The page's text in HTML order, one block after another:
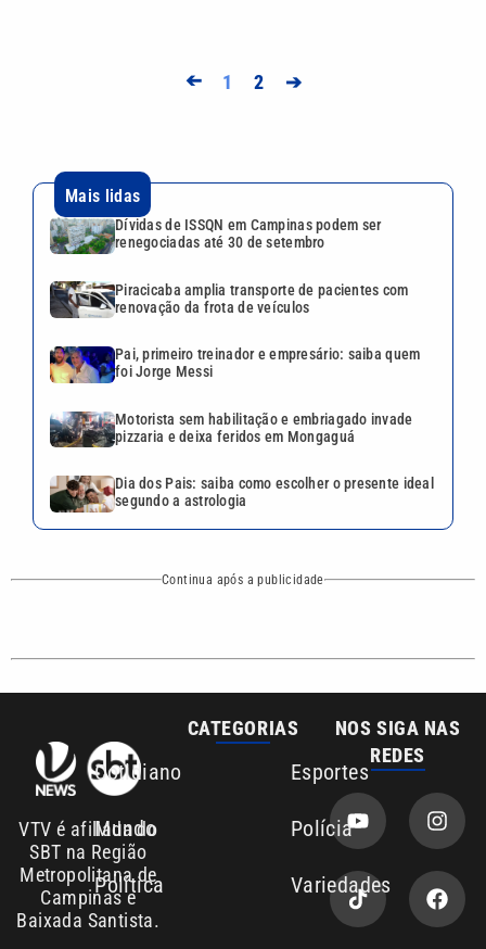
➔ 1 2 ➔
Mais lidas
Dívidas de ISSQN em Campinas podem ser
renegociadas até 30 de setembro
Piracicaba amplia transporte de pacientes com
renovação da frota de veículos
Pai, primeiro treinador e empresário: saiba quem
foi Jorge Messi
Motorista sem habilitação e embriagado invade
pizzaria e deixa feridos em Mongaguá
Dia dos Pais: saiba como escolher o presente ideal
segundo a astrologia
Continua após a publicidade
VTV é afiliada do
SBT na Região
Metropolitana de
Campinas e
Baixada Santista.
Esportes
Mundo Polícia
Política Variedades